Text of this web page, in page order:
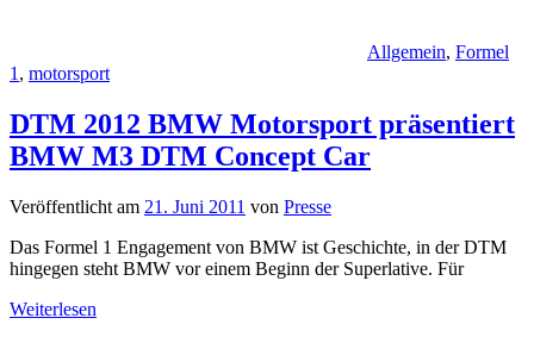
Allgemein, Formel
1 , motorsport
DTM 2012 BMW Motorsport präsentiert
BMW M3 DTM Concept Car
Veröffentlicht am 21. Juni 2011 von Presse
Das Formel 1 Engagement von BMW ist Geschichte, in der DTM
hingegen steht BMW vor einem Beginn der Superlative. Für
Weiterlesen